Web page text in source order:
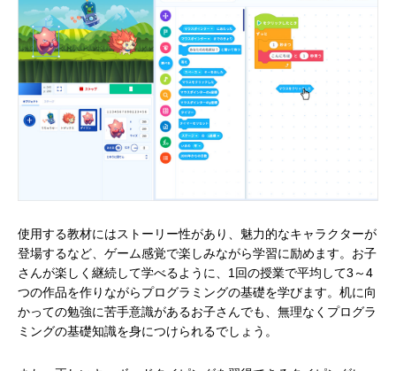
使用する教材にはストーリー性があり、魅力的なキャラクターが
登場するなど、ゲーム感覚で楽しみながら学習に励めます。お子
さんが楽しく継続して学べるように、1回の授業で平均して3～4
つの作品を作りながらプログラミングの基礎を学びます。机に向
かっての勉強に苦手意識があるお子さんでも、無理なくプログラ
ミングの基礎知識を身につけられるでしょう。